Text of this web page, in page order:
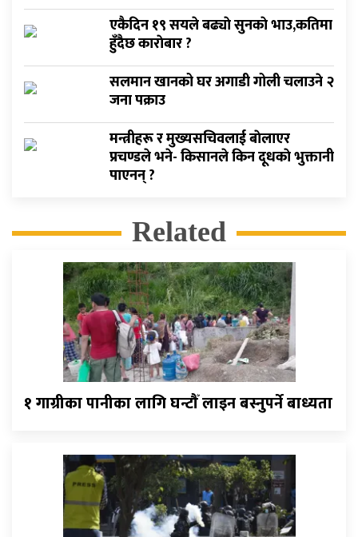
एकैदिन १९ सयले बढ्याे सुनकाे भाउ,कतिमा
हुँदैछ काराेबार ?
सलमान खानको घर अगाडी गोली चलाउने २
जना पक्राउ
मन्त्रीहरू र मुख्यसचिवलाई बाेलाएर
प्रचण्डले भने- किसानले किन दूधकाे भुक्तानी
पाएनन् ?
Related
१ गाग्रीका पानीका लागि घन्टौँ लाइन बस्नुपर्ने बाध्यता